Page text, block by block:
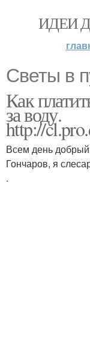
ИДЕИ
Светы в
Как
за воду.
http://
Всем день
Гончаров, я
.